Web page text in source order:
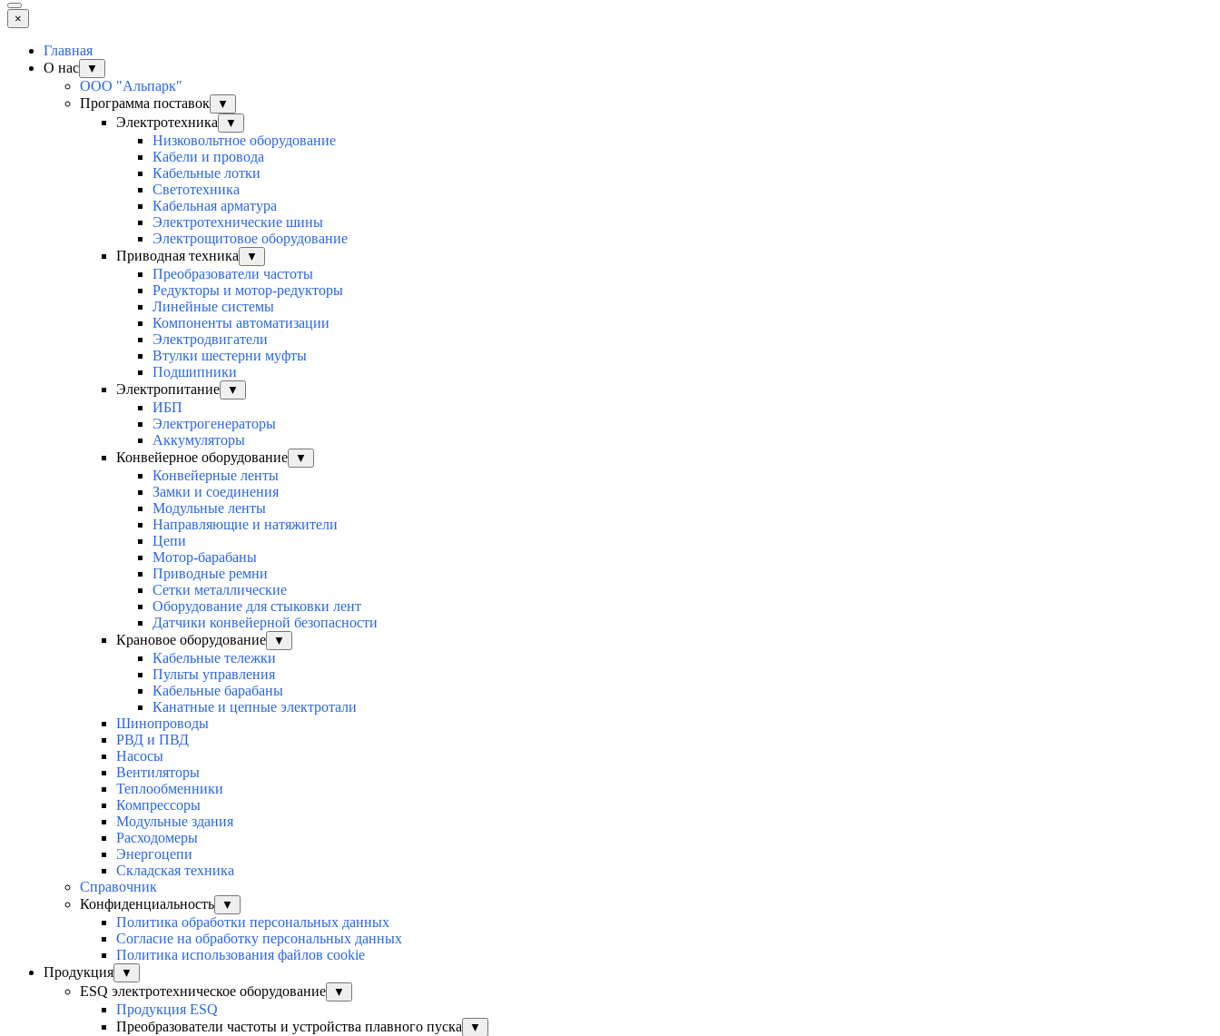
×
Главная
О нас
▼
ООО "Альпарк"
Программа поставок
▼
Электротехника ▼
Низковольтное оборудование
Кабели и провода
Кабельные лотки
Светотехника
Кабельная арматура
Электротехнические шины
Электрощитовое оборудование
Приводная техника
▼
Преобразователи частоты
Редукторы и мотор-редукторы
Линейные системы
Компоненты автоматизации
Электродвигатели
Втулки шестерни муфты
Подшипники
Электропитание
▼
ИБП
Электрогенераторы
Аккумуляторы
Конвейерное оборудование
▼
Конвейерные ленты
Замки и соединения
Модульные ленты
Направляющие и натяжители
Цепи
Мотор-барабаны
Приводные ремни
Сетки металлические
Оборудование для стыковки лент
Датчики конвейерной безопасности
Крановое оборудование
▼
Кабельные тележки
Пульты управления
Кабельные барабаны
Канатные и цепные электротали
Шинопроводы
РВД и ПВД
Насосы
Вентиляторы
Теплообменники
Компрессоры
Модульные здания
Расходомеры
Энергоцепи
Складская техника
Справочник
Конфиденциальность
▼
Политика обработки персональных данных
Согласие на обработку персональных данных
Политика использования файлов cookie
Продукция
▼
ESQ электротехническое оборудование ▼
Продукция ESQ
Преобразователи частоты и устройства плавного пуска
▼